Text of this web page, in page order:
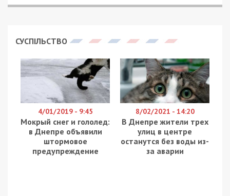
Співробітники Служби безпеки України викрили
“Справу” організував громадянин однієї з країн
тимчасово окупованій частині Луганської
області. До схеми він залучив спільників з Києва,
Дніпра та Херсонської області.
Про це повідомляє “ДніпроTV“.
Зловмисники підшукували через власні зв’язки
представників компаній, які працюють в умовах
воєнного стану, і встановлювали контактні дані
їхніх керівників. Шахраї розсилали їм на